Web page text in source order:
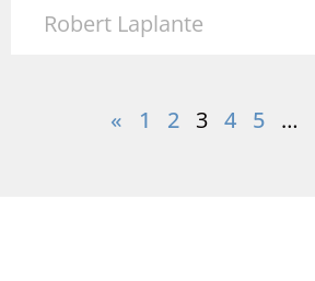
Robert Laplante
« 1 2 3 4 5 …